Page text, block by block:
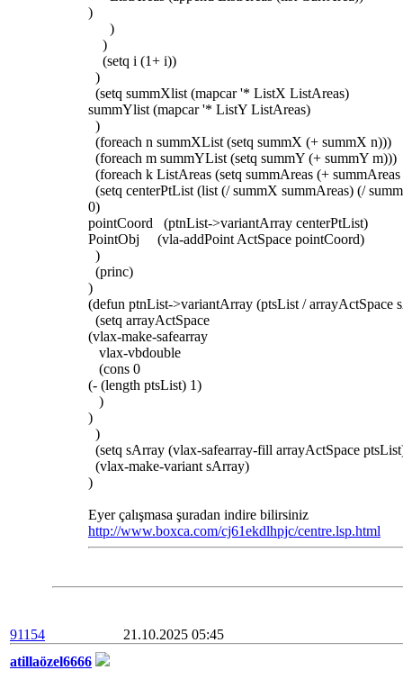
)
)
)
(setq i (1+ i))
)
(setq summXlist (mapcar '* ListX ListAreas)
summYlist (mapcar '* ListY ListAreas)
)
(foreach n summXList (setq summX (+ summX n)))
(foreach m summYList (setq summY (+ summY m)))
(foreach k ListAreas (setq summAreas (+
(setq centerPtList (list (/ summX summAreas) (/
0)
pointCoord (ptnList->variantArray centerPtList)
PointObj (vla-addPoint ActSpace pointCoord)
)
(princ)
)
(defun ptnList->variantArray (ptsList / arrayActSpace
(setq arrayActSpace
(vlax-make-safearray
vlax-vbdouble
(cons 0
(- (length ptsList) 1)
)
)
)
(setq sArray (vlax-safearray-fill arrayActSpace
(vlax-make-variant sArray)
)
Eyer çalışmasa şuradan indire bilirsiniz
http://www.boxca.com/cj61ekdlhpjc/centre.lsp.html
91154
21.10.2025 05:45
atillaözel6666